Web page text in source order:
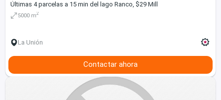
Últimas 4 parcelas a 15 min del lago Ranco, $29 Mill
5000 m2
La Unión
Contactar ahora